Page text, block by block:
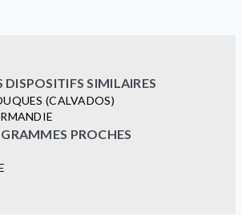
SIMILAIRES
(CALVADOS)
PROCHES